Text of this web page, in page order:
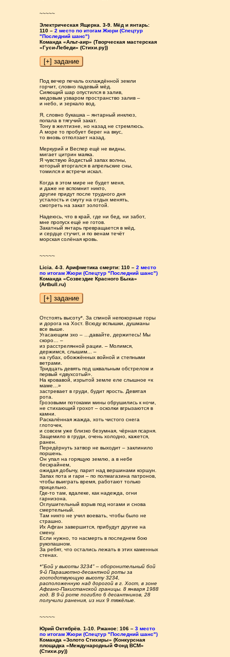
~~~~~
Электрическая Ящерка. 3-9. Мёд и янтарь:
110 –2 место по итогам Жюри (Спецтур
"Последний шанс")
Команда «Альт-аир» (Творческая мастерская
«Гуси-Лебеди» (Стихи.ру))
Под вечер печаль охлаждённой земли
горчит, словно падевый мёд.
Сияющий шар опустился в залив,
медовым узваром пространство залив –
и небо, и зеркало вод.
Я, словно букашка – янтарный инклюз,
попала в тягучий закат.
Тону в желтизне, но назад не стремлюсь.
А море то пробует берег на вкус,
то вновь отползает назад.
Меркурий и Веспер ещё не видны,
мигает цитрин маяка.
Я чувствую йодистый запах волны,
который вторгался в апрельские сны,
томился и встречи искал.
Когда в этом мире не будет меня,
и даже не вспомнит никто,
другие придут после трудного дня
усталость и смуту на отдых менять,
смотреть на закат золотой.
Надеюсь, что в край, где ни бед, ни забот,
мне пропуск ещё не готов.
Закатный янтарь превращается в мёд,
и сердце стучит, и по венам течёт
морская солёная кровь.
~~~~~
Licia. 4-3. Арифметика смерти: 110 –2 место
по итогам Жюри (Спецтур "Последний шанс")
Команда «Созвездие Красного Быка»
(Artbull.ru)
Отстоять высоту*. За спиной непокорные горы
и дорога на Хост. Всюду вспышки, душманы
все выше.
Угасающим эхо – …давайте, держитесь! Мы
скоро… –
из расстрелянной рации. – Молимся,
держимся, слышим... –
на губах, обожжённых войной и степными
ветрами.
Тридцать девять под шквальным обстрелом и
первый «двухсотый».
На кровавой, изрытой земле еле слышное «к
маме…»
застревает в груди, будит ярость. Девятая
рота.
Грозовыми потоками мины обрушились к ночи,
не стихающий грохот – осколки вгрызаются в
камни.
Раскалённая жажда, хоть чистого снега
глоточек,
и совсем уже близко безумная, чёрная псарня.
Защемило в груди, очень холодно, кажется,
ранен.
Передёрнуть затвор не выходит – заклинило
поршень.
Он упал на горящую землю, а в небе
бескрайнем,
ожидая добычу, парит над вершинами коршун.
Запах пота и гари – по полмагазина патронов,
чтобы выиграть время, работают только
прицельно.
Где-то там, вдалеке, как надежда, огни
гарнизона.
Оглушительный взрыв под ногами и снова
смертельный.
Там никто не учил воевать, чтобы было не
страшно.
Их Афган завершится, прибудут другие на
смену.
Если нужно, то насмерть в последнем бою
рукопашном.
За ребят, что остались лежать в этих каменных
стенах.
*"Бой у высоты 3234" – оборонительный бой
9-й Парашютно-десантной роты за
господствующую высоту 3234,
расположенную над дорогой в г. Хост, в зоне
Афгано-Пакистанской границы. 8 января 1988
год. В 9-й роте погибло 6 десантников, 28
получили ранения, из них 9 тяжёлые.
~~~~~
Юрий Октябрёв. 1-10. Ржаное: 106 –3 место
по итогам Жюри (Спецтур "Последний шанс")
Команда «Золото Стихиры» (Конкурсная
площадка «Международный Фонд ВСМ»
(Стихи.ру))